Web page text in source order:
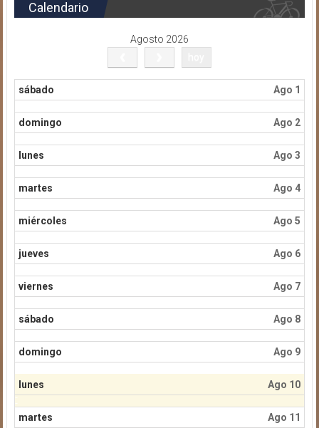
Calendario
Agosto 2026
sábado Ago 1
domingo Ago 2
lunes Ago 3
martes Ago 4
miércoles Ago 5
jueves Ago 6
viernes Ago 7
sábado Ago 8
domingo Ago 9
lunes Ago 10
martes Ago 11